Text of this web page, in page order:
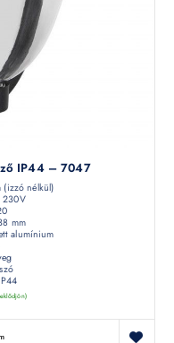
IP44 – 7047
(izzó nélkül)
230V
mm
alumínium